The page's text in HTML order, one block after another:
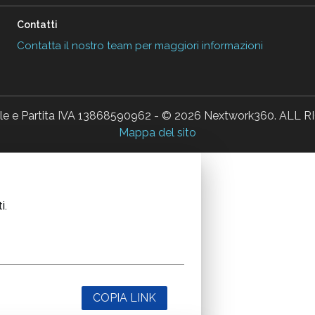
Contatti
Contatta il nostro team per maggiori informazioni
e Partita IVA 13868590962 - © 2026 Nextwork360. ALL
Mappa del sito
COPIA LINK